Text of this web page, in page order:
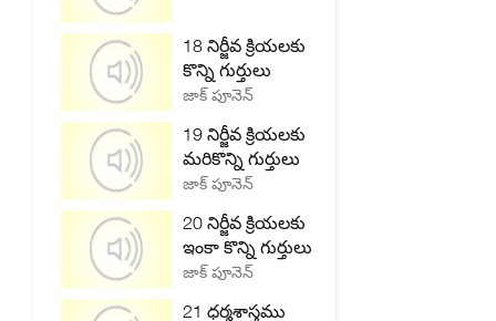
18 నిర్జీవ క్రియలకు
కొన్ని గుర్తులు
జాక్ పూనెన్
19 నిర్జీవ క్రియలకు
మరికొన్ని గుర్తులు
జాక్ పూనెన్
20 నిర్జీవ క్రియలకు
ఇంకా కొన్ని గుర్తులు
జాక్ పూనెన్
21 ధర్మశాస్త్రము